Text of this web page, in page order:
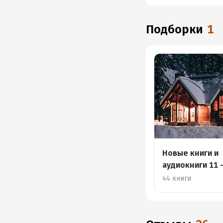
Подборки 1
Новые книги и
аудиокниги 11
декабря
44 книги